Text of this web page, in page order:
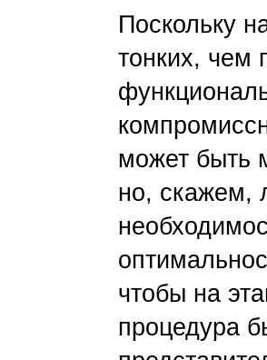
Поскольку
тонких, чем
может быть
но, скажем,
чтобы на
процедура